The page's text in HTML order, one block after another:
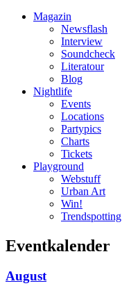
Magazin
Newsflash
Interview
Soundcheck
Literatour
Blog
Nightlife
Events
Locations
Partypics
Charts
Tickets
Playground
Webstuff
Urban Art
Win!
Trendspotting
Eventkalender
August